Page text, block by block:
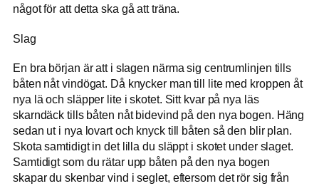
något för att detta ska gå att träna.
Slag
En bra början är att i slagen närma sig centrumlinjen tills
båten nåt vindögat. Då knycker man till lite med kroppen åt
nya lä och släpper lite i skotet. Sitt kvar på nya läs
skarndäck tills båten nåt bidevind på den nya bogen. Häng
sedan ut i nya lovart och knyck till båten så den blir plan.
Skota samtidigt in det lilla du släppt i skotet under slaget.
Samtidigt som du rätar upp båten på den nya bogen
skapar du skenbar vind i seglet, eftersom det rör sig från